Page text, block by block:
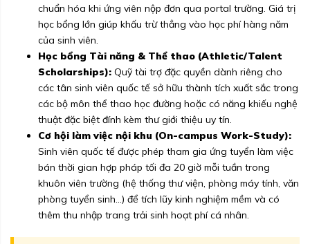
chuẩn hóa khi ứng viên nộp đơn qua portal trường. Giá trị
học bổng lớn giúp khấu trừ thẳng vào học phí hàng năm
của sinh viên.
Học bổng Tài năng & Thể thao (Athletic/Talent
Scholarships): Quỹ tài trợ đặc quyền dành riêng cho
các tân sinh viên quốc tế sở hữu thành tích xuất sắc trong
các bộ môn thể thao học đường hoặc có năng khiếu nghệ
thuật đặc biệt đính kèm thư giới thiệu uy tín.
Cơ hội làm việc nội khu (On-campus Work-Study):
Sinh viên quốc tế được phép tham gia ứng tuyển làm việc
bán thời gian hợp pháp tối đa 20 giờ mỗi tuần trong
khuôn viên trường (hệ thống thư viện, phòng máy tính, văn
phòng tuyển sinh...) để tích lũy kinh nghiệm mềm và có
thêm thu nhập trang trải sinh hoạt phí cá nhân.